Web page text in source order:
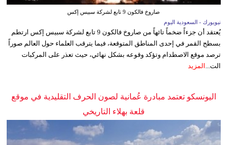
صاروخ فالكون 9 تابع لشركة سبيس إكس
نيويورك - السعودية اليوم
يُعتقد أن جزءاً ضخماً تائهاً من صاروخ فالكون 9 تابع لشركة سبيس إكس ارتطم
بسطح القمر في إحدى المناطق المتوقعة، فيما يترقب العلماء حول العالم صوراً
ترصد موقع الاصطدام وتؤكد وقوعه بشكل نهائي، حيث تعذر على المركبات
الت... المزيد
اليونسكو تعتمد مبادرة عُمانية لصون الحرف التقليدية في موقع
قلعة بهلاء التاريخي